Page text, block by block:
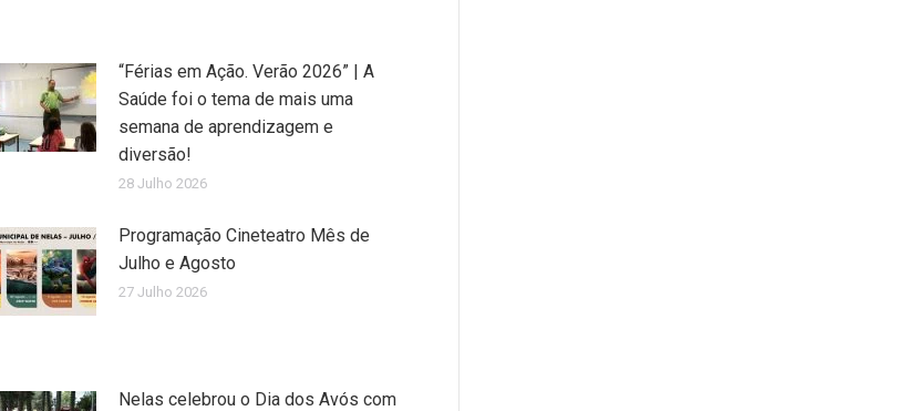
“Férias em Ação. Verão 2026” | A
Saúde foi o tema de mais uma
semana de aprendizagem e
diversão!
28 Julho 2026
Programação Cineteatro Mês de
Julho e Agosto
27 Julho 2026
Nelas celebrou o Dia dos Avós com